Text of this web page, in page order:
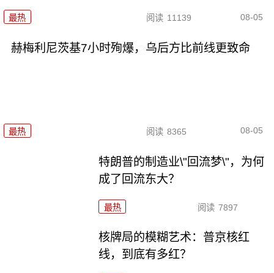
最热 阅读 11139 08-05
赫梅利尼茨基7小时殉爆，乌后方比前线更致命
最热 阅读 8365 08-05
特朗普的制造业\"回流梦\"，为何
成了回流东大？
最热 阅读 7897
核牌局的模糊艺术：普京核红
线，到底有多红？